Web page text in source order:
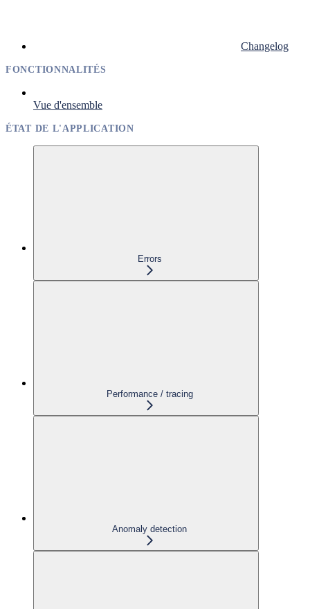
Changelog
FONCTIONNALITÉS
Vue d'ensemble
ÉTAT DE L'APPLICATION
Errors
Performance / tracing
Anomaly detection